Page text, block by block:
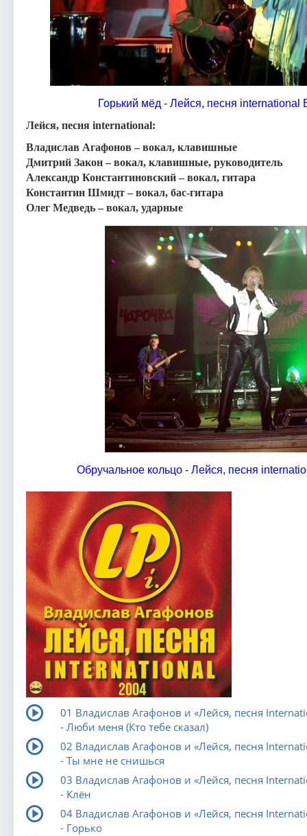
Горький мёд - Лейся, песня
Лейся, песня international:
Владислав Агафонов – вокал, клавишные
Дмитрий Закон – вокал, клавишные, руководитель
Александр Константиновский – вокал, гитара
Константин Шмидт – вокал, бас-гитара
Олег Медведь – вокал, ударные
Обручальное кольцо - Лейся, песня
01 Владислав Агафонов и «Лейся, песня
- Люби меня (Кто тебе сказал)
02 Владислав Агафонов и «Лейся, песня
- Ты мне не снишься
03 Владислав Агафонов и «Лейся, песня
- Клён
04 Владислав Агафонов и «Лейся, песня
- Горько